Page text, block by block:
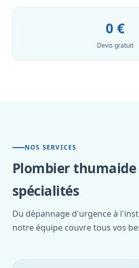
0 €
Devis gratuit
NOS SERVICES
Plombier
spécialités
Du dépannage d'urgence à
notre équipe couvre tous vos